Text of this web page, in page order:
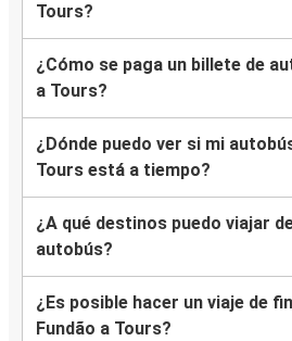
Tours?
¿Cómo se paga un billete de
a Tours?
¿Dónde puedo ver si mi
Tours está a tiempo?
¿A qué destinos puedo viajar
autobús?
¿Es posible hacer un viaje de
Fundão a Tours?